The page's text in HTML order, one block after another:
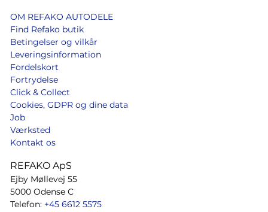
OM REFAKO AUTODELE
Find Refako butik
Betingelser og vilkår
Leveringsinformation
Fordelskort
Fortrydelse
Click & Collect
Cookies, GDPR og dine data
Job
Værksted
Kontakt os
REFAKO ApS
Ejby Møllevej 55
5000 Odense C
Telefon: +45 6612 5575